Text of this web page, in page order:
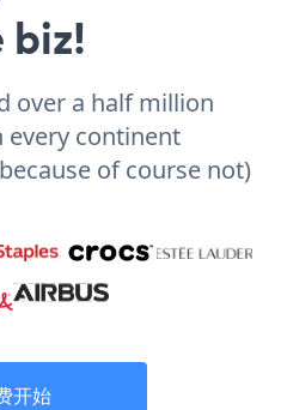
biz!
over a half million
every continent
of course not)
开始